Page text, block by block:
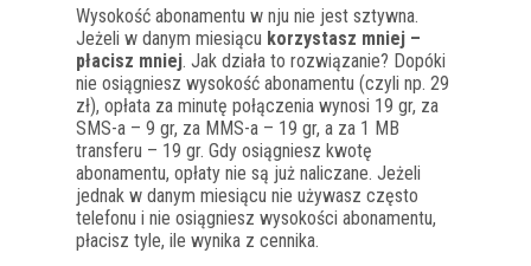
Wysokość abonamentu w nju nie jest sztywna.
Jeżeli w danym miesiącu korzystasz mniej –
płacisz mniej. Jak działa to rozwiązanie? Dopóki
nie osiągniesz wysokość abonamentu (czyli np. 29
zł), opłata za minutę połączenia wynosi 19 gr, za
SMS-a – 9 gr, za MMS-a – 19 gr, a za 1 MB
transferu – 19 gr. Gdy osiągniesz kwotę
abonamentu, opłaty nie są już naliczane. Jeżeli
jednak w danym miesiącu nie używasz często
telefonu i nie osiągniesz wysokości abonamentu,
płacisz tyle, ile wynika z cennika.